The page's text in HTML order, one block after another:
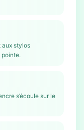
aux stylos
pointe.
s’écoule sur le